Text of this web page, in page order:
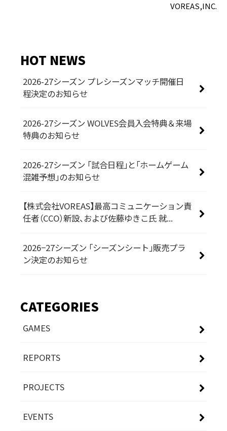
VOREAS,INC.
HOT NEWS
2026-27シーズン プレシーズンマッチ開催日
程決定のお知らせ
2026-27シーズン WOLVES会員入会特典＆来場
特典のお知らせ
2026-27シーズン 「試合日程」と「ホームゲーム
混雑予想」のお知らせ
【株式会社VOREAS】最高コミュニケーション責
任者（CCO）新設、および佐藤ゆきこ氏 就...
2026−27シーズン 「シーズンシート」販売プラ
ン決定のお知らせ
CATEGORIES
GAMES
REPORTS
PROJECTS
EVENTS